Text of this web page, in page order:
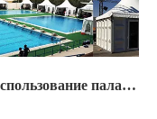
LPoutdoors Структура палатки и использование палатки